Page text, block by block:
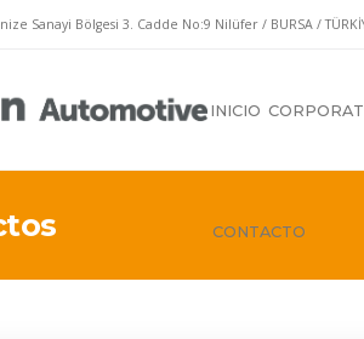
Sanayi Bölgesi 3. Cadde No:9 Nilüfer / BURSA /
INICIO
CONTACTO